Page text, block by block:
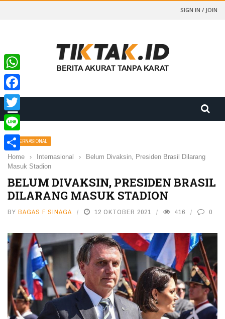
SIGN IN / JOIN
INTERNASIONAL
Home › Internasional ›
Belum Divaksin, Presiden Brasil Dilarang
Masuk Stadion
BELUM DIVAKSIN, PRESIDEN BRASIL
DILARANG MASUK STADION
BY BAGAS F SINAGA 12 OKTOBER 2021 416 0
WhatsApp
Facebook
Twitter
Line
Share